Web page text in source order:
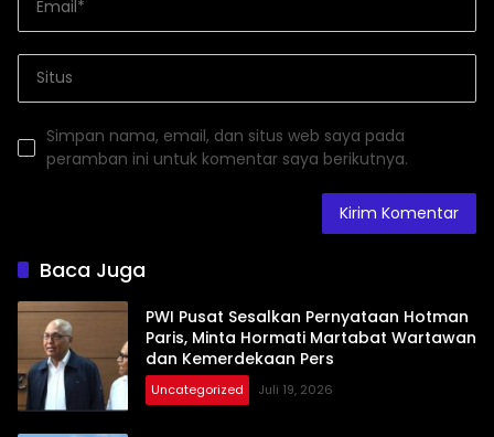
Simpan nama, email, dan situs web saya pada
peramban ini untuk komentar saya berikutnya.
Baca Juga
PWI Pusat Sesalkan Pernyataan Hotman
Paris, Minta Hormati Martabat Wartawan
dan Kemerdekaan Pers
Uncategorized Juli 19, 2026